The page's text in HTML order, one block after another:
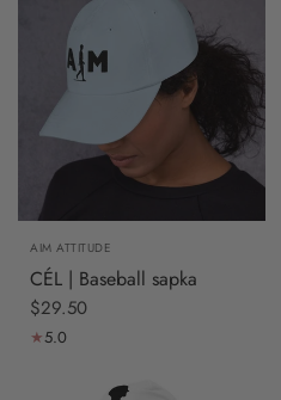
AIM ATTITUDE
CÉL | Baseball sapka
$29.50
5.0